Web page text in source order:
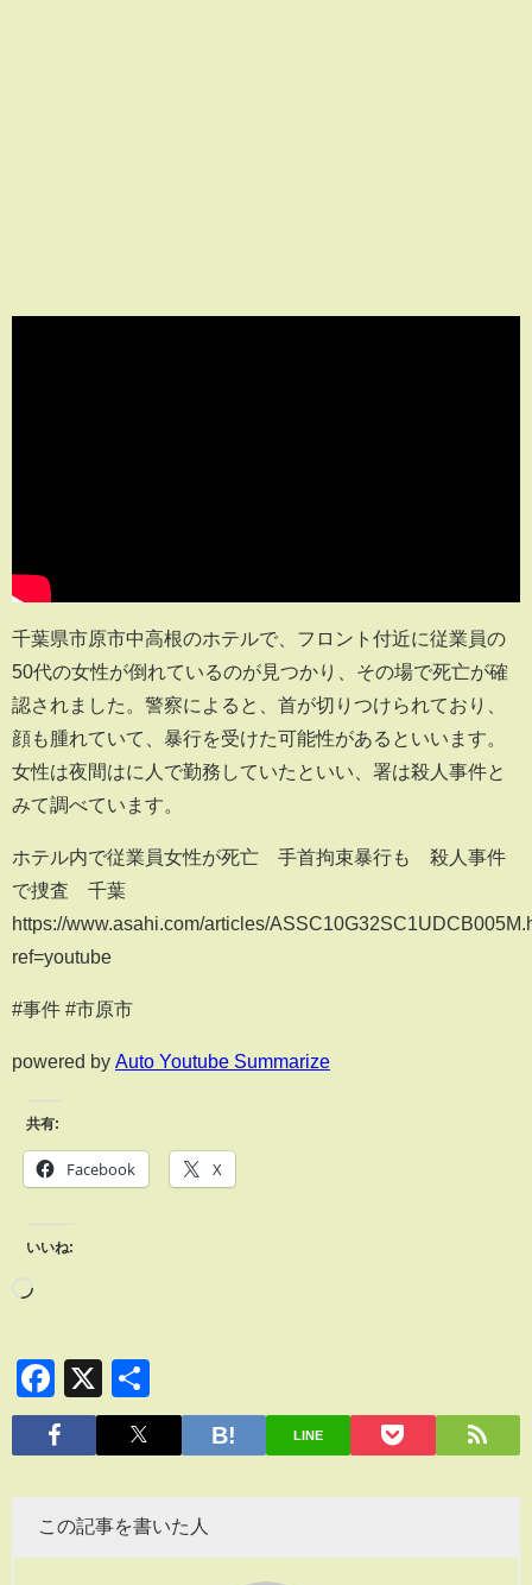
千葉県市原市中高根のホテルで、フロント付近に従業員の
50代の女性が倒れているのが見つかり、その場で死亡が確
認されました。警察によると、首が切りつけられており、
顔も腫れていて、暴行を受けた可能性があるといいます。
女性は夜間はに人で勤務していたといい、署は殺人事件と
みて調べています。
ホテル内で従業員女性が死亡 手首拘束暴行も 殺人事件
で捜査 千葉
https://www.asahi.com/articles/
ref=youtube
#事件 #市原市
powered by Auto Youtube Summarize
共有:
Facebook X
いいね:
Facebook
X
有
LINE
この記事を書いた人